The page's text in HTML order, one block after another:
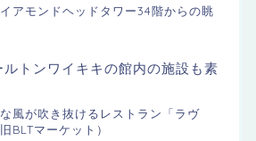
アモンドヘッドタワー34階からの眺
ルトンワイキキの館内の施設も素
風が吹き抜けるレストラン「ラヴ
BLTマーケット）